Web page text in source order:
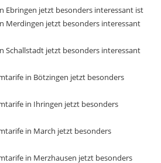
Ebringen jetzt besonders interessant ist
Merdingen jetzt besonders interessant
Schallstadt jetzt besonders interessant
in Bötzingen jetzt besonders
in Ihringen jetzt besonders
in March jetzt besonders
in Merzhausen jetzt besonders